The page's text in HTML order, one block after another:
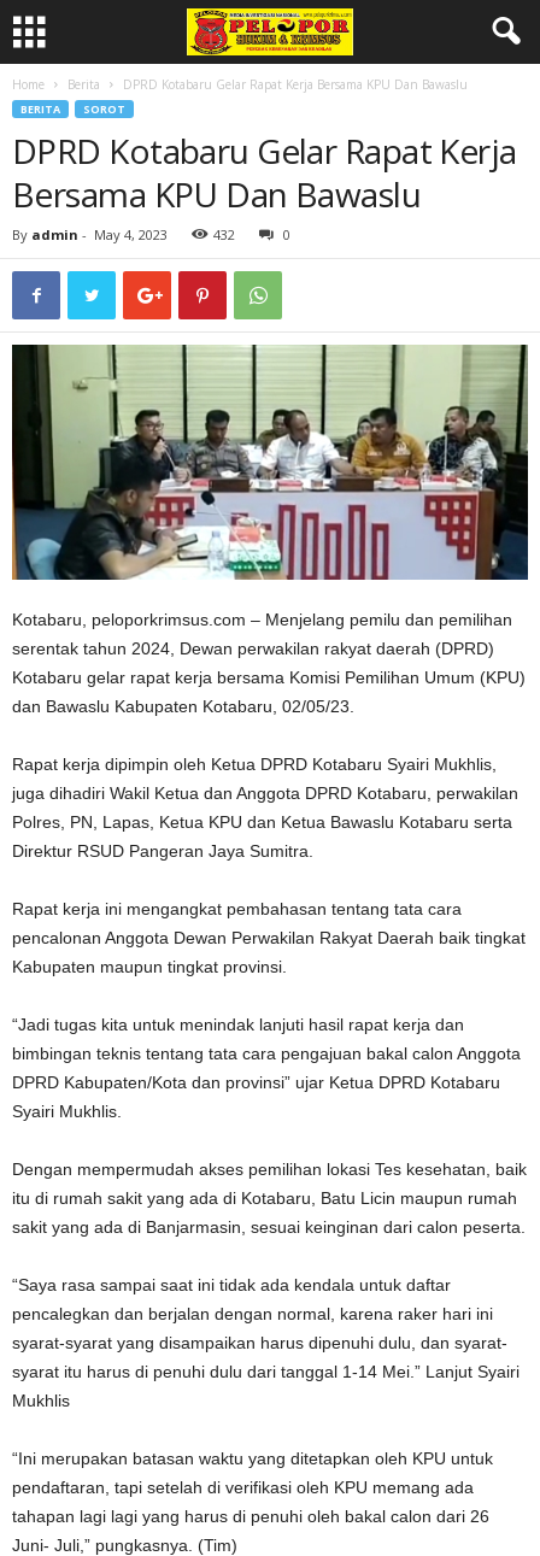
Home Berita DPRD Kotabaru Gelar Rapat Kerja Bersama KPU Dan Bawaslu
BERITA SOROT
DPRD Kotabaru Gelar Rapat Kerja
Bersama KPU Dan Bawaslu
By admin - May 4, 2023 432 0
Kotabaru, peloporkrimsus.com – Menjelang pemilu dan pemilihan
serentak tahun 2024, Dewan perwakilan rakyat daerah (DPRD)
Kotabaru gelar rapat kerja bersama Komisi Pemilihan Umum (KPU)
dan Bawaslu Kabupaten Kotabaru, 02/05/23.
Rapat kerja dipimpin oleh Ketua DPRD Kotabaru Syairi Mukhlis,
juga dihadiri Wakil Ketua dan Anggota DPRD Kotabaru, perwakilan
Polres, PN, Lapas, Ketua KPU dan Ketua Bawaslu Kotabaru serta
Direktur RSUD Pangeran Jaya Sumitra.
Rapat kerja ini mengangkat pembahasan tentang tata cara
pencalonan Anggota Dewan Perwakilan Rakyat Daerah baik tingkat
Kabupaten maupun tingkat provinsi.
“Jadi tugas kita untuk menindak lanjuti hasil rapat kerja dan
bimbingan teknis tentang tata cara pengajuan bakal calon Anggota
DPRD Kabupaten/Kota dan provinsi” ujar Ketua DPRD Kotabaru
Syairi Mukhlis.
Dengan mempermudah akses pemilihan lokasi Tes kesehatan, baik
itu di rumah sakit yang ada di Kotabaru, Batu Licin maupun rumah
sakit yang ada di Banjarmasin, sesuai keinginan dari calon peserta.
“Saya rasa sampai saat ini tidak ada kendala untuk daftar
pencalegkan dan berjalan dengan normal, karena raker hari ini
syarat-syarat yang disampaikan harus dipenuhi dulu, dan syarat-
syarat itu harus di penuhi dulu dari tanggal 1-14 Mei.” Lanjut Syairi
Mukhlis
“Ini merupakan batasan waktu yang ditetapkan oleh KPU untuk
pendaftaran, tapi setelah di verifikasi oleh KPU memang ada
tahapan lagi lagi yang harus di penuhi oleh bakal calon dari 26
Juni- Juli,” pungkasnya. (Tim)